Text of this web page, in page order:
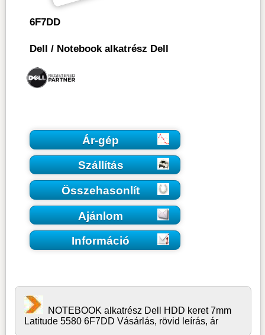
6F7DD
Dell / Notebook alkatrész Dell
Ár-gép
Szállítás
Összehasonlít
Ajánlom
Információ
NOTEBOOK alkatrész Dell HDD keret 7mm
Latitude 5580 6F7DD Vásárlás, rövid leírás, ár